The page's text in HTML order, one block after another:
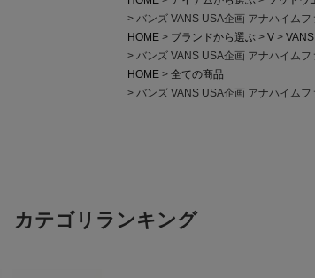
バンズ VANS USA企画 アナハイム
HOME
ブランドから選ぶ V
VANS
バンズ VANS USA企画 アナハイム
HOME
全ての商品
バンズ VANS USA企画 アナハイム
カテゴリランキング